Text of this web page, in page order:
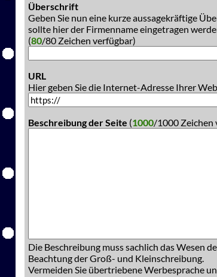
Überschrift
Geben Sie nun eine kurze aussagekräftige
sollte hier der Firmenname eingetragen
(80/80 Zeichen verfügbar)
URL
Hier geben Sie die Internet-Adresse Ihrer
Beschreibung der Seite (1000/1000 Zeichen
Die Beschreibung muss sachlich das Wesen
Beachtung der Groß- und Kleinschreibung.
Vermeiden Sie übertriebene Werbesprache